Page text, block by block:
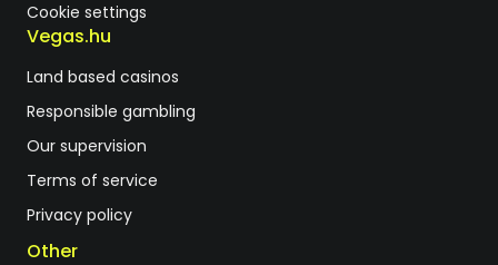
Cookie settings
Vegas.hu
Land based casinos
Responsible gambling
Our supervision
Terms of service
Privacy policy
Other